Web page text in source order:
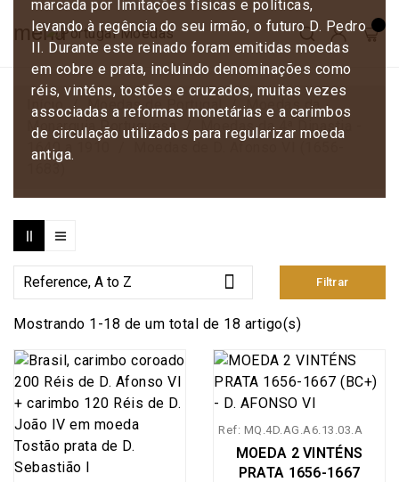
menu
Início Moedas de Portugal
Moedas da
Monarquia Portuguesa
Moedas da 4ª Dinastia -
1640 a 1910
marcada por limitações físicas e políticas,
levando à regência do seu irmão, o futuro D. Pedro
II. Durante este reinado foram emitidas moedas
em cobre e prata, incluindo denominações como
réis, vinténs, tostões e cruzados, muitas vezes
associadas a reformas monetárias e a carimbos
de circulação utilizados para regularizar moeda
antiga.
Reference, A to Z  Filtrar
Mostrando 1-18 de um total de 18 artigo(s)
Ref: MQ.4D.AG.A6.13.03.A
MOEDA 2 VINTÉNS
PRATA 1656-1667